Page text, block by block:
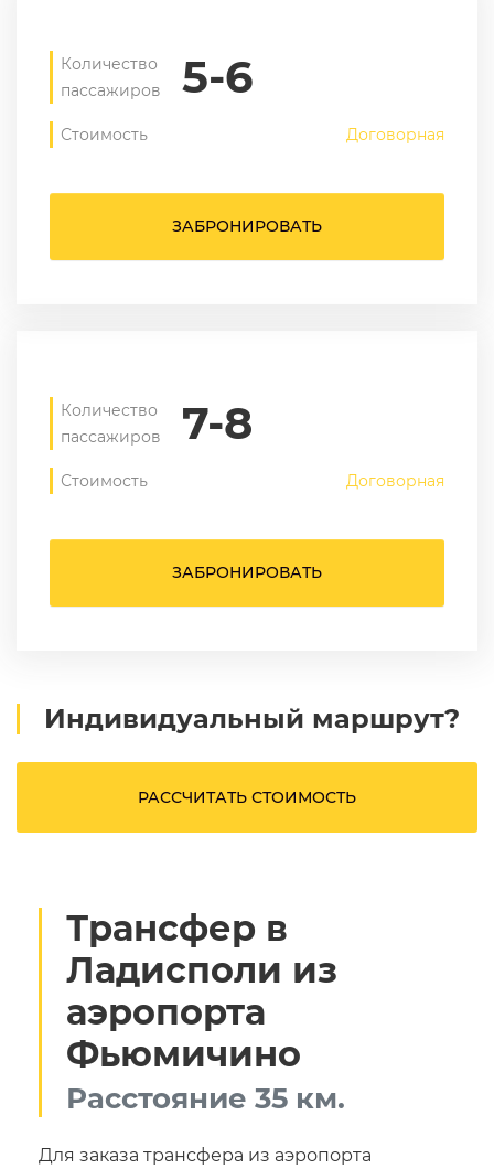
Трансфер в
Ладисполи из
аэропорта
Фьюмичино
Расстояние 35 км.
Для заказа трансфера из аэропорта
Количество
пассажиров
5-6
Стоимость Договорная
ЗАБРОНИРОВАТЬ
Количество
пассажиров
7-8
Стоимость Договорная
ЗАБРОНИРОВАТЬ
Индивидуальный маршрут?
РАССЧИТАТЬ СТОИМОСТЬ